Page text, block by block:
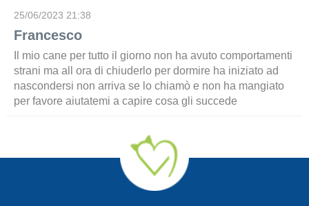
25/06/2023 21:38
Francesco
Il mio cane per tutto il giorno non ha avuto comportamenti
strani ma all ora di chiuderlo per dormire ha iniziato ad
nascondersi non arriva se lo chiamò e non ha mangiato
per favore aiutatemi a capire cosa gli succede